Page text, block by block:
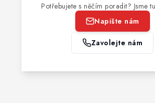
Potřebujete s něčím poradit? Jsme
Napište nám
Zavolejte nám